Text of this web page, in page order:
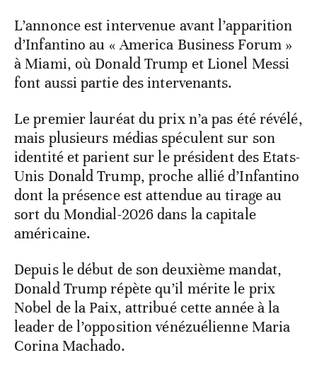
L’annonce est intervenue avant l’apparition
d’Infantino au « America Business Forum »
à Miami, où Donald Trump et Lionel Messi
font aussi partie des intervenants.
Le premier lauréat du prix n’a pas été révélé,
mais plusieurs médias spéculent sur son
identité et parient sur le président des Etats-
Unis Donald Trump, proche allié d’Infantino
dont la présence est attendue au tirage au
sort du Mondial-2026 dans la capitale
américaine.
Depuis le début de son deuxième mandat,
Donald Trump répète qu’il mérite le prix
Nobel de la Paix, attribué cette année à la
leader de l’opposition vénézuélienne Maria
Corina Machado.